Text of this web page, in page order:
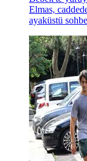
Elmas,
ayaküstü